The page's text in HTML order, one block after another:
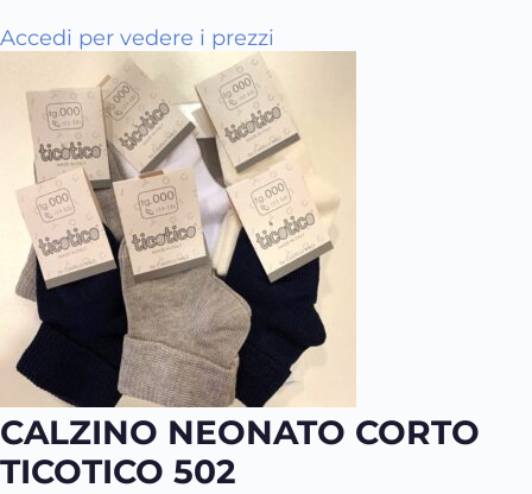
Accedi per vedere i prezzi
e
s
t
o
p
r
o
d
o
h
CALZINO NEONATO CORTO
TICOTICO 502